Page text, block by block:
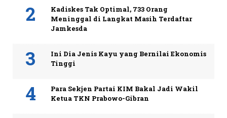
Kadiskes Tak Optimal, 733 Orang
Meninggal di Langkat Masih Terdaftar
Jamkesda
Ini Dia Jenis Kayu yang Bernilai Ekonomis
Tinggi
Para Sekjen Partai KIM Bakal Jadi Wakil
Ketua TKN Prabowo-Gibran